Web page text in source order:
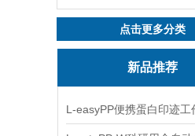
点击更多分类
新品推荐
L-easyPP便携蛋白印迹工